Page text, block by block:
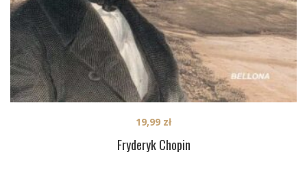
Fryderyk Chopin
19,99 zł